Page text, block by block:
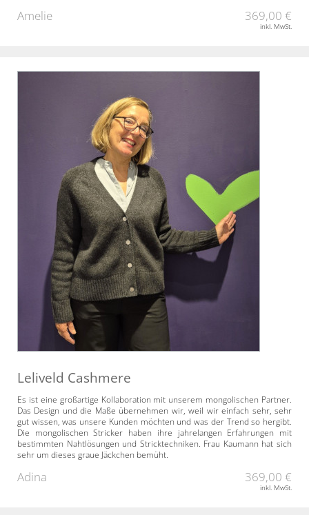
Amelie 369,00 €
inkl. MwSt.
Leliveld Cashmere
Es ist eine großartige Kollaboration mit unserem mongolischen Partner.
Das Design und die Maße übernehmen wir, weil wir einfach sehr, sehr
gut wissen, was unsere Kunden möchten und was der Trend so hergibt.
Die mongolischen Stricker haben ihre jahrelangen Erfahrungen mit
bestimmten Nahtlösungen und Stricktechniken. Frau Kaumann hat sich
sehr um dieses graue Jäckchen bemüht.
Adina 369,00 €
inkl. MwSt.